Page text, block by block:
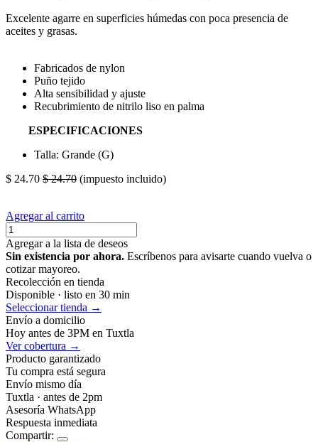
Excelente agarre en superficies húmedas con poca presencia de
aceites y grasas.
Fabricados de nylon
Puño tejido
Alta sensibilidad y ajuste
Recubrimiento de nitrilo liso en palma
ESPECIFICACIONES
Talla: Grande (G)
$ 24.70 $24.70 (impuesto incluido)
Agregar al carrito
Agregar a la lista de deseos
Sin existencia por ahora. Escríbenos para avisarte cuando vuelva o
cotizar mayoreo.
Recolección en tienda
Disponible · listo en 30 min
Seleccionar tienda →
Envío a domicilio
Hoy antes de 3PM en Tuxtla
Ver cobertura →
Producto garantizado
Tu compra está segura
Envío mismo día
Tuxtla · antes de 2pm
Asesoría WhatsApp
Respuesta inmediata
Compartir: